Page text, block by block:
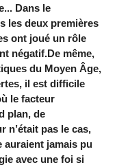
Dans le
les deux premières
ont joué un rôle
négatif.De même,
du Moyen Âge,
il est difficile
le facteur
plan, de
n’était pas le cas,
auraient jamais pu
avec une foi si